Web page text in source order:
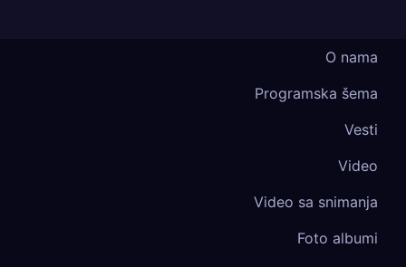
O nama
Programska šema
Vesti
Video
Video sa snimanja
Foto albumi